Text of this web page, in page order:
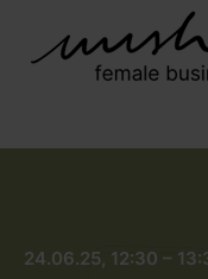
24.06.25, 12:30 –